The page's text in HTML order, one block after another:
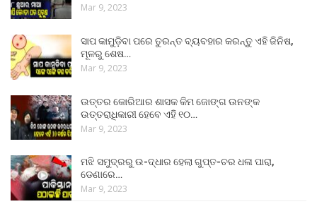
Mar 9, 2023
ସାପ କାମୁଡ଼ିବା ପରେ ତୁରନ୍ତ ବ୍ୟବହାର କରନ୍ତୁ ଏହି ଜିନିଷ,
ମୂଳରୁ ଶେଷ…
Mar 9, 2023
ଉତ୍ତର କୋରିଆର ଶାସକ କିମ ଜୋଙ୍ଗ ଉନଙ୍କ
ଉତ୍ତରାଧିକାରୀ ହେବେ ଏହି ୧୦…
Mar 9, 2023
ମଝି ସମୁଦ୍ରରୁ ଉ-ଦ୍ଧାର ହେଲା ଗୁପ୍ତ-ଚର ଧଳା ପାରା,
ଡେଣାରେ…
Mar 9, 2023